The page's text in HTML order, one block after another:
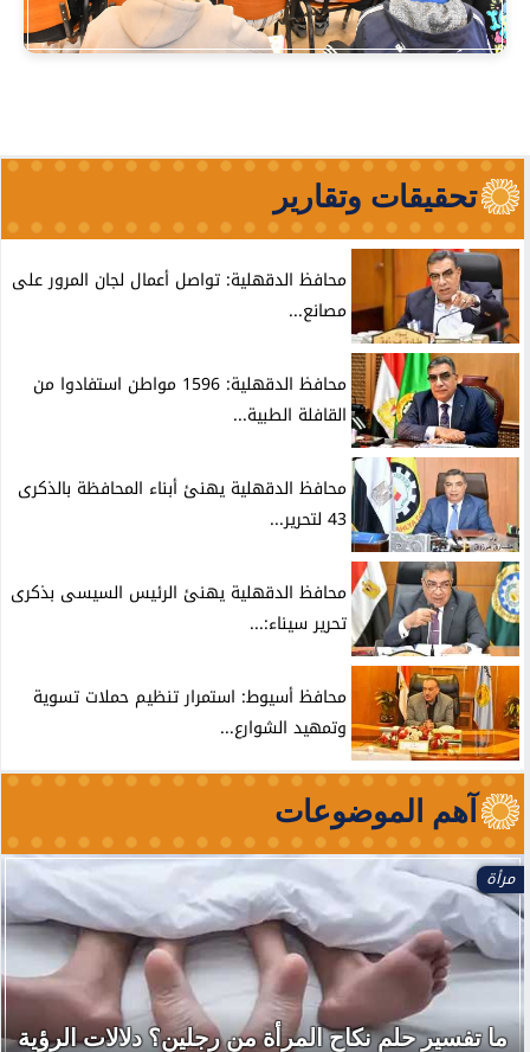
تحقيقات وتقارير
محافظ الدقهلية: تواصل أعمال لجان المرور على
مصانع...
محافظ الدقهلية: 1596 مواطن استفادوا من
القافلة الطبية...
محافظ الدقهلية يهنئ أبناء المحافظة بالذكرى
43 لتحرير...
محافظ الدقهلية يهنئ الرئيس السيسى بذكرى
تحرير سيناء:...
محافظ أسيوط: استمرار تنظيم حملات تسوية
وتمهيد الشوارع...
آهم الموضوعات
مرأة
ما تفسير حلم نكاح المرأة من رجلين؟ دلالات الرؤية